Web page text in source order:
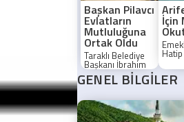
Başkan Pilavcı
Evlatların
Mutluluğuna
Ortak Oldu
Taraklı Belediye
Başkanı İbrahim
Pilavcı, ilçede
düzenlenen
cemiyetlerine
katılarak Pektaş,
Doğru ve Ak
İçin
Hatip
i
GENEL BİLGİLER